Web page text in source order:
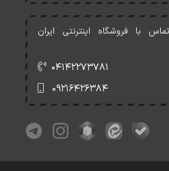
با فروشگاه اینترنتی ایران
۰۴۱۴۲۲۷۳۷۸۱
۰۹۲۱۶۴۲۶۳۸۴